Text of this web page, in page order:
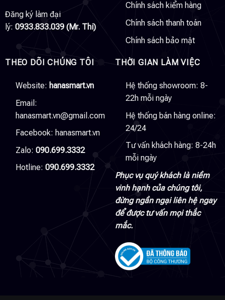
Đăng ký làm đại
lý: 0933.833.039 (Mr. Thi)
Chính sách kiểm hàng
Chính sách thanh toán
Chính sách bảo mật
THEO DÕI CHÚNG TÔI
Website: hanasmart.vn
Email:
hanasmart.vn@gmail.com
Facebook: hanasmart.vn
Zalo: 090.699.3332
Hotline: 090.699.3332
THỜI GIAN LÀM VIỆC
Hệ thống showroom: 8-
22h mỗi ngày
Hệ thống bán hàng online:
24/24
Tư vấn khách hàng: 8-24h
mỗi ngày
Phục vụ quý khách là niềm
vinh hạnh của chúng tôi,
đừng ngần ngại liên hệ ngay
để được tư vấn mọi thắc
mắc.